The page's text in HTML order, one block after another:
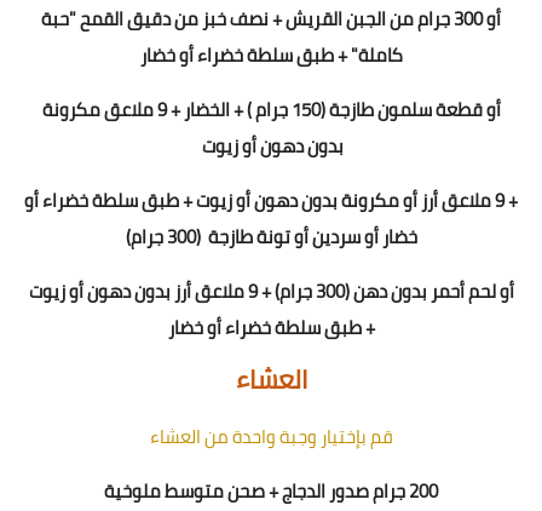
أو 300 جرام من الجبن القريش + نصف خبز من دقيق القمح "حبة
كاملة" + طبق سلطة خضراء أو خضار
أو قطعة سلمونطازجة
(150 جرام ) + الخضار + 9 ملاعق مكرونة
بدون دهون أو زيوت
+ 9 ملاعق أرز أو مكرونة بدون دهون أو زيوت + طبق سلطة خضراء أو
خضارأو سردين أو تونة طازجة (300 جرام)
أو
لحم أحمر بدون دهن (300 جرام) + 9 ملاعق أرز بدون دهون أو زيوت
+ طبق سلطة خضراء أو خضار
العشاء
قم بإختيار وجبة واحدة من العشاء
200 جرام صدور الدجاج + صحن متوسط ملوخية